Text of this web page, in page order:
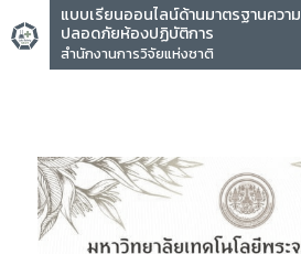
แบบเรียนออนไลน์ด้านมาตรฐานความ
ปลอดภัยห้องปฏิบัติการ
สำนักงานการวิจัยแห่งชาติ